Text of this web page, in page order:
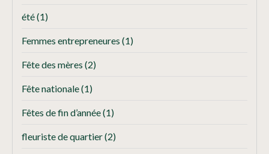
été(1)
Femmes entrepreneures (1)
Fête des mères (2)
Fête nationale(1)
Fêtes de fin d’année(1)
fleuriste de quartier(2)